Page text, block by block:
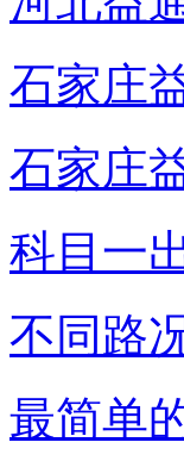
石家庄
石家庄
科目一
不同路
最简单